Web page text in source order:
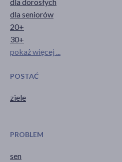
dla seniorów
20+
30+
pokaż więcej ...
POSTAĆ
ziele
PROBLEM
sen